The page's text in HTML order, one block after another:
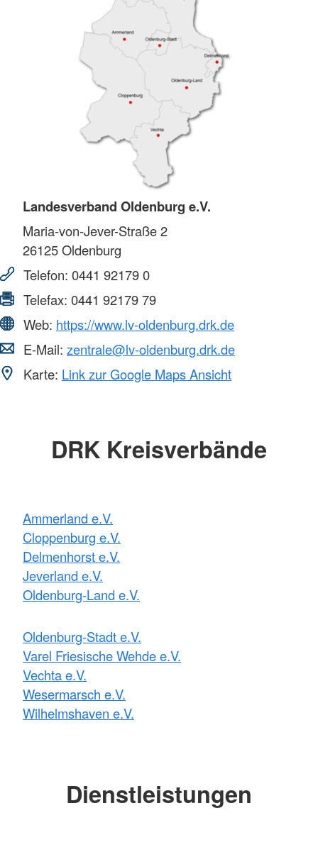
Landesverband Oldenburg e.V.
Maria-von-Jever-Straße 2
26125Oldenburg
Telefon: 0441 92179 0
Telefax: 0441 92179 79
Web: https://www.lv-oldenburg.drk.de
E-Mail: zentrale@lv-oldenburg.drk.de
Karte: Link zur Google Maps Ansicht
DRK Kreisverbände
Ammerland e.V.
Cloppenburg e.V.
Delmenhorst e.V.
Jeverland e.V.
Oldenburg-Land e.V.
Oldenburg-Stadt e.V.
Varel Friesische Wehde e.V.
Vechta e.V.
Wesermarsch e.V.
Wilhelmshaven e.V.
Dienstleistungen